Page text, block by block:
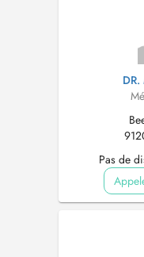
DR.
Pas de